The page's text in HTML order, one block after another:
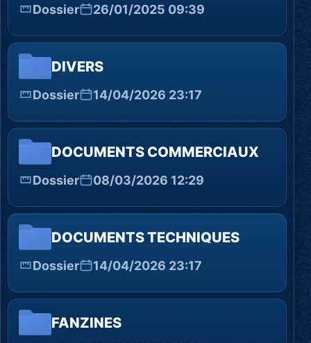
Dossier 26/01/2025 09:39
DIVERS
Dossier 14/04/2026 23:17
DOCUMENTS COMMERCIAUX
Dossier 08/03/2026 12:29
DOCUMENTS TECHNIQUES
Dossier 14/04/2026 23:17
FANZINES